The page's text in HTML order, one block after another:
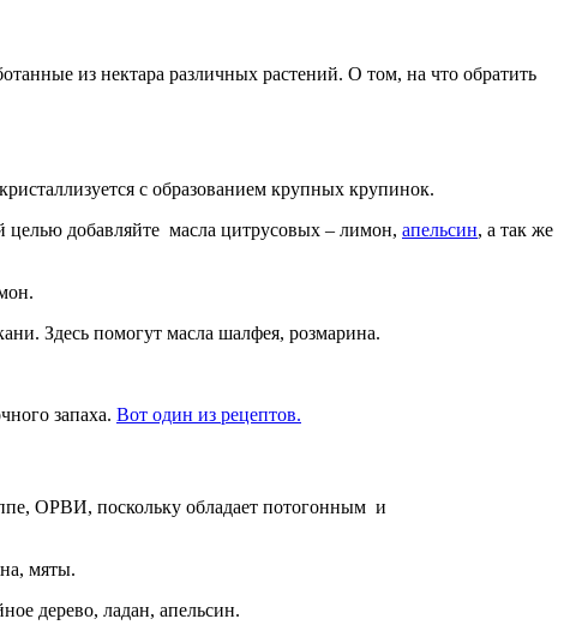
из нектара различных растений. О том, на что обратить
с образованием крупных крупинок.
добавляйте масла цитрусовых – лимон, апельсин, а так же
Здесь помогут масла шалфея, розмарина.
запаха. Вот один из рецептов.
ОРВИ, поскольку обладает потогонным и
мяты.
дерево, ладан, апельсин.